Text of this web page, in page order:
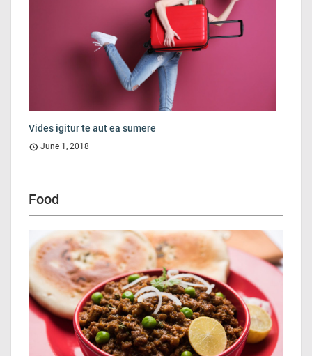
Vides igitur te aut ea sumere
June 1, 2018
Food